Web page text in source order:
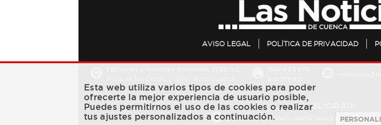
AVISO LEGAL POLÍTICA DE PRIVACIDAD
PUBLICIDAD:
publicidad@lasnoticiasdecuenca.es 684
Esta web utiliza varios tipos de cookies para poder
ofrecerte la mejor experiencia de usuario posible,
Puedes permitirnos el uso de las cookies o realizar
tus ajustes personalizados a continuación.